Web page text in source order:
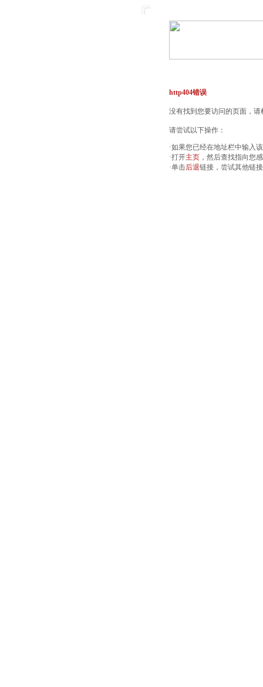
http404错误
没有找到您要访问的页面，
请尝试以下操作：
·如果您已经在地址栏中输入
·打开主页 ，然后查找指向您
·单击后退链接，尝试其他链